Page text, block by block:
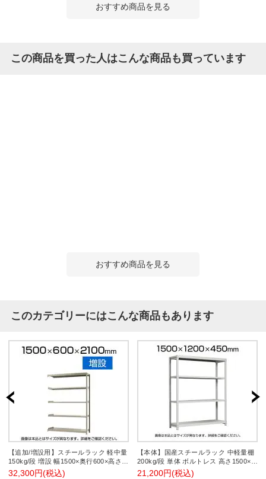
おすすめ商品を見る
この商品を買った人はこんな商品も買っています
おすすめ商品を見る
このカテゴリーにはこんな商品もあります
【追加/増設用】スチールラック 軽中量
150kg/段 増設 幅1500×奥行600×高さ
2100mm-5段
32,300円(税込)
【本体】国産スチールラック 中軽量棚
200kg/段 単体 ボルトレス 高さ1500×幅
1200×奥行450×天地4段
21,200円(税込)